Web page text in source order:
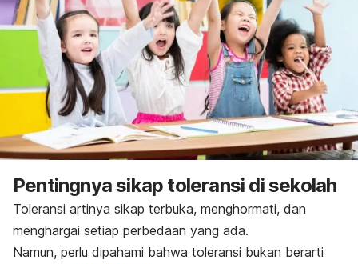
Pentingnya sikap toleransi di sekolah
Toleransi artinya sikap terbuka, menghormati, dan
menghargai setiap perbedaan yang ada.
Namun, perlu dipahami bahwa toleransi bukan berarti